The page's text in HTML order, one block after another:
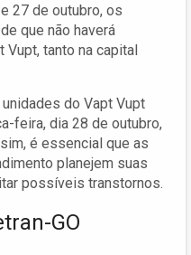
27 de outubro, os
que não haverá
Vupt, tanto na capital
do Vapt Vupt
feira, dia 28 de outubro,
é essencial que as
planejem suas
possíveis transtornos.
GO